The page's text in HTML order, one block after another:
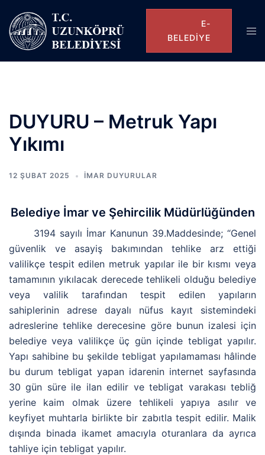
E-
BELEDIYE
DUYURU – Metruk Yapı
Yıkımı
12 ŞUBAT 2025 İMAR DUYURULAR
Belediye İmar ve Şehircilik Müdürlüğünden
3194 sayılı İmar Kanunun 39.Maddesinde; “Genel
güvenlik ve asayiş bakımından tehlike arz ettiği
valilikçe tespit edilen metruk yapılar ile bir kısmı veya
tamamının yıkılacak derecede tehlikeli olduğu belediye
veya valilik tarafından tespit edilen yapıların
sahiplerinin adrese dayalı nüfus kayıt sistemindeki
adreslerine tehlike derecesine göre bunun izalesi için
belediye veya valilikçe üç gün içinde tebligat yapılır.
Yapı sahibine bu şekilde tebligat yapılamaması hâlinde
bu durum tebligat yapan idarenin internet sayfasında
30 gün süre ile ilan edilir ve tebligat varakası tebliğ
yerine kaim olmak üzere tehlikeli yapıya asılır ve
keyfiyet muhtarla birlikte bir zabıtla tespit edilir. Malik
dışında binada ikamet amacıyla oturanlara da ayrıca
tahliye için tebligat yapılır.